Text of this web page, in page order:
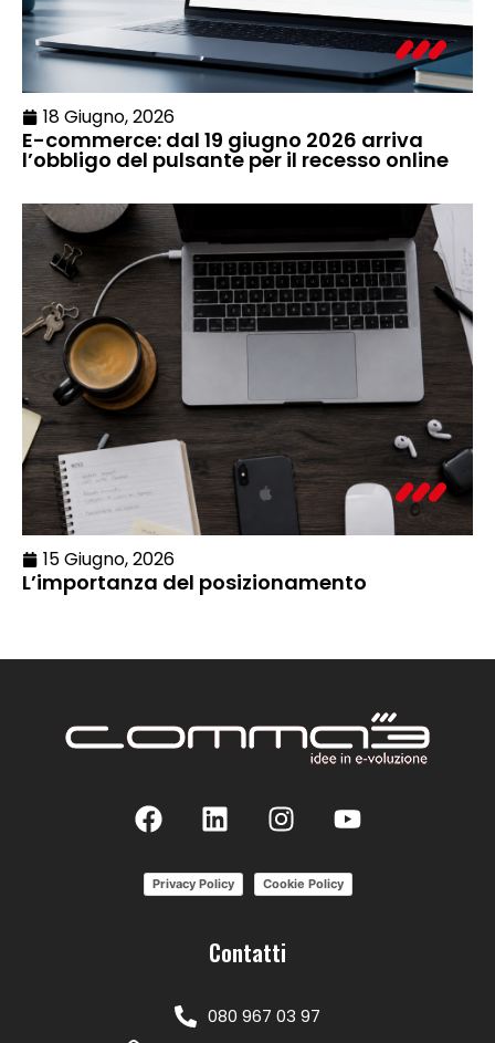
18 Giugno, 2026
E-commerce: dal 19 giugno 2026 arriva
l’obbligo del pulsante per il recesso online
15 Giugno, 2026
L’importanza del posizionamento
Privacy Policy Cookie Policy
Contatti
080 967 03 97